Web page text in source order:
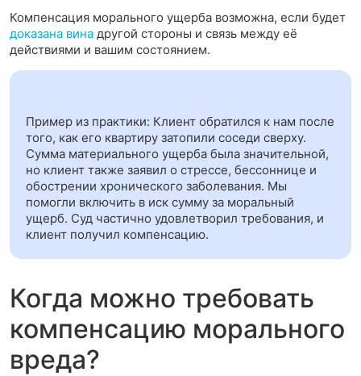
Компенсация морального ущерба возможна, если будет
доказана вина другой стороны и связь между её
действиями и вашим состоянием.
Пример из практики: Клиент обратился к нам после
того, как его квартиру затопили соседи сверху.
Сумма материального ущерба была значительной,
но клиент также заявил о стрессе, бессоннице и
обострении хронического заболевания. Мы
помогли включить в иск сумму за моральный
ущерб. Суд частично удовлетворил требования, и
клиент получил компенсацию.
Когда можно требовать
компенсацию морального
вреда?